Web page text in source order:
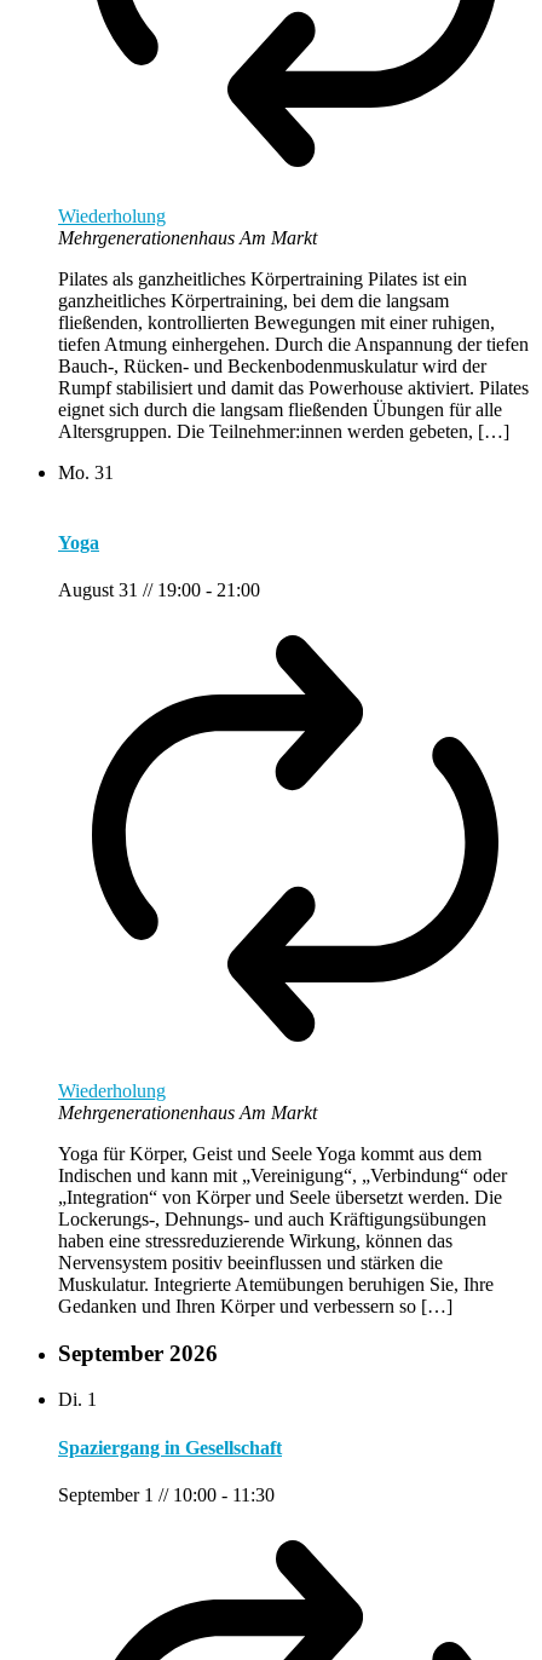
Wiederholung
Mehrgenerationenhaus Am Markt
Pilates als ganzheitliches Körpertraining Pilates ist ein
ganzheitliches Körpertraining, bei dem die langsam
fließenden, kontrollierten Bewegungen mit einer ruhigen,
tiefen Atmung einhergehen. Durch die Anspannung der tiefen
Bauch-, Rücken- und Beckenbodenmuskulatur wird der
Rumpf stabilisiert und damit das Powerhouse aktiviert. Pilates
eignet sich durch die langsam fließenden Übungen für alle
Altersgruppen. Die Teilnehmer:innen werden gebeten, […]
Mo. 31
Yoga
August 31 // 19:00 - 21:00
Wiederholung
Mehrgenerationenhaus Am Markt
Yoga für Körper, Geist und Seele Yoga kommt aus dem
Indischen und kann mit „Vereinigung“, „Verbindung“ oder
„Integration“ von Körper und Seele übersetzt werden. Die
Lockerungs-, Dehnungs- und auch Kräftigungsübungen
haben eine stressreduzierende Wirkung, können das
Nervensystem positiv beeinflussen und stärken die
Muskulatur. Integrierte Atemübungen beruhigen Sie, Ihre
Gedanken und Ihren Körper und verbessern so […]
September 2026
Di. 1
Spaziergang in Gesellschaft
September 1 // 10:00 - 11:30